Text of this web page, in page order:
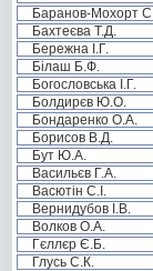
Баранов-Мохорт
Бахтеєва Т.Д.
Бережна І.Г.
Білаш Б.Ф.
Богословська І.Г.
Болдирєв Ю.О.
Бондаренко О.А.
Борисов В.Д.
Бут Ю.А.
Васильєв Г.А.
Васютін С.І.
Вернидубов І.В.
Волков О.А.
Гєллєр Є.Б.
Глусь С.К.